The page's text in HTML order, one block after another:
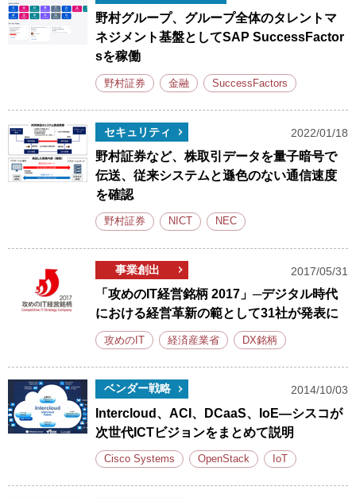
野村グループ、グループ全体のタレントマ
ネジメント基盤としてSAP SuccessFactor
sを稼働
野村証券 金融 SuccessFactors
セキュリティ 2022/01/18
野村証券など、株取引データを量子暗号で
伝送、従来システムと遜色のない通信速度
を確認
野村証券 NICT NEC
事業創出 2017/05/31
「攻めのIT経営銘柄 2017」─デジタル時代
における経営革新の範として31社が発表に
攻めのIT 経済産業省 DX銘柄
ベンダー戦略 2014/10/03
Intercloud、ACI、DCaaS、IoE―シスコが
次世代ICTビジョンをまとめて説明
Cisco Systems OpenStack IoT